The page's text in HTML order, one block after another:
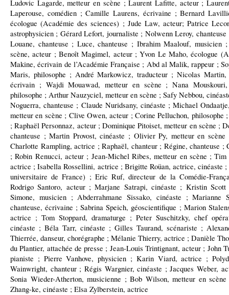
Ludovic Lagarde, metteur en scène ; Laurent Lafitte, acteur ;
Laperouse, comédien ; Camille Laurens, écrivaine ; Bernard
écologue (Académie des sciences) ; Jude Law, acteur; Patrice
astrophysicien ; Gérard Lefort, journaliste ; Nolwenn Leroy,
Louane, chanteuse ; Luce, chanteuse ; Ibrahim Maalouf, musicien
scène, acteur ; Benoît Magimel, acteur ; Yvon Le Maho, écologue
Makine, écrivain de l’Académie Française ; Abd al Malik, rappeur ;
Maris, philosophe ; André Markowicz, traducteur ; Nicolas
écrivain ; Wajdi Mouawad, metteur en scène ; Nana
philosophe ; Arthur Nauzyciel, metteur en scène ; Safy Nebbou,
Noguerra, chanteuse ; Claude Nuridsany, cinéaste ; Michael
metteur en scène ; Clive Owen, acteur ; Corine Pelluchon, philosophe
; Raphaël Personnaz, acteur ; Dominique Pitoiset, metteur en scène ;
chanteuse ; Martin Provost, cinéaste ; Olivier Py, metteur en scène
Charlotte Rampling, actrice ; Raphaël, chanteur ; Régine, chanteuse ;
; Robin Renucci, acteur ; Jean-Michel Ribes, metteur en scène ;
actrice ; Isabella Rossellini, actrice ; Brigitte Roüan, actrice, cinéaste
universitaire de France) ; Eric Ruf, directeur de la Comédie-
Rodrigo Santoro, acteur ; Marjane Satrapi, cinéaste ; Kristin
Simone, musicien ; Abderrahmane Sissako, cinéaste ;
chanteuse, écrivaine ; Sabrina Speich, géoscientifique ; Marion
actrice ; Tom Stoppard, dramaturge ; Peter Suschitzky, chef
cinéaste ; Béla Tarr, cinéaste ; Gilles Taurand, scénariste ;
Thierrée, danseur, chorégraphe ; Mélanie Thierry, actrice ; Danièle
du Plantier, attachée de presse ; Jean-Louis Trintignant, acteur ; John
pianiste ; Pierre Vanhove, physicien ; Karin Viard, actrice ;
Wainwright, chanteur ; Régis Wargnier, cinéaste ; Jacques Weber,
Sonia Wieder-Atherton, musicienne ; Bob Wilson, metteur en
Zhang-ke, cinéaste ; Elsa Zylberstein, actrice